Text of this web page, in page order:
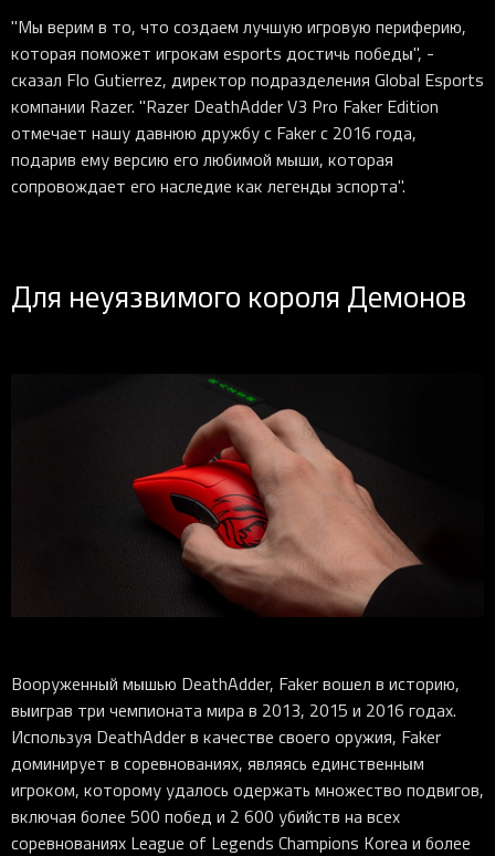
"Мы верим в то, что создаем лучшую игровую периферию,
которая поможет игрокам esports достичь победы", -
сказал Flo Gutierrez, директор подразделения Global Esports
компании Razer. "Razer DeathAdder V3 Pro Faker Edition
отмечает нашу давнюю дружбу с Faker с 2016 года,
подарив ему версию его любимой мыши, которая
сопровождает его наследие как легенды эспорта".
Для неуязвимого короля Демонов
Вооруженный мышью DeathAdder, Faker вошел в историю,
выиграв три чемпионата мира в 2013, 2015 и 2016 годах.
Используя DeathAdder в качестве своего оружия, Faker
доминирует в соревнованиях, являясь единственным
игроком, которому удалось одержать множество подвигов,
включая более 500 побед и 2 600 убийств на всех
соревнованиях League of Legends Champions Korea и более